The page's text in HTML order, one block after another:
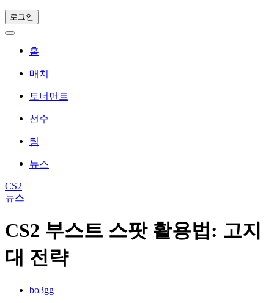
로그인
홈
매치
토너먼트
선수
팀
뉴스
CS2
뉴스
CS2 부스트 스팟 활용법: 고지
대 전략
bo3gg